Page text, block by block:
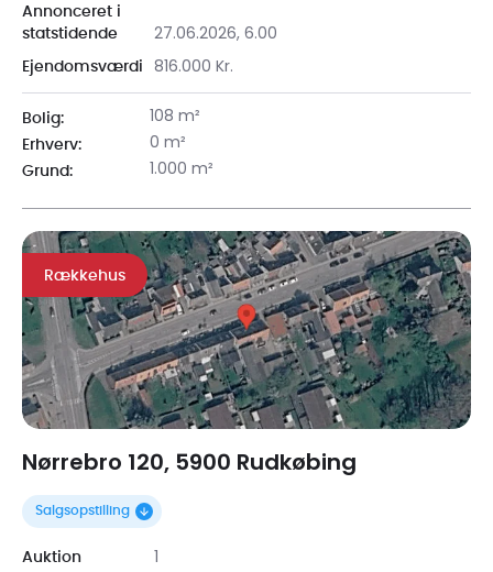
Annonceret i
statstidende
27.06.2026, 6.00
Ejendomsværdi 816.000 Kr.
Bolig: 108 m²
Erhverv: 0 m²
Grund: 1.000 m²
Rækkehus
Nørrebro 120, 5900 Rudkøbing
Salgsopstilling
Auktion 1